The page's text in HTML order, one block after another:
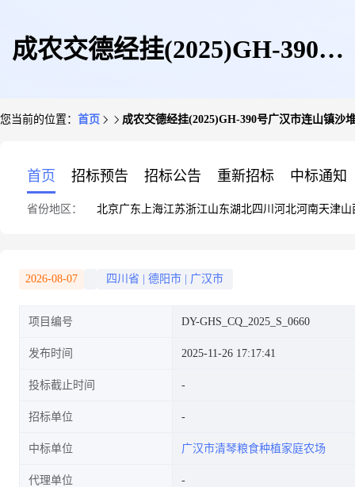
成农交德经挂(2025)GH-390号
您当前的位置： 首页 成农交德经挂(2025)GH-390号广汉市连山镇沙
首页 招标预告 招标公告 重新招标 中标通知
省份地区： 北京广东 上海江苏浙江山东湖北四川 河北河南天津山
2026-08-07 四川省 德阳市 广汉市
项目编号 DY-GHS_CQ_2025_S_0660
发布时间 2025-11-26 17:17:41
投标截止时间
招标单位
中标单位 广汉市清琴粮食种植家庭农场
代理单位